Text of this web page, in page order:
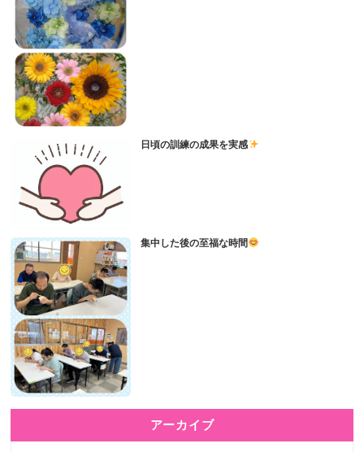
日頃の訓練の成果を実感
集中した後の至福な時間
アーカイブ